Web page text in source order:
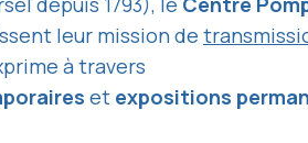
leur mission de
à travers
et expositions